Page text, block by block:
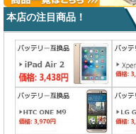
本店の注目商品！